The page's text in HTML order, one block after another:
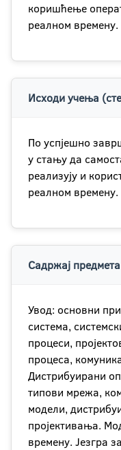
коришћење
реалном времену.
Исходи учења
По успјешно
у стању да
реализују и
реалном времену.
Садржај предмета
Увод: основни
система,
процеси,
процеса,
Дистрибуирани
типови мрежа,
модели,
пројективања.
времену. Језгра